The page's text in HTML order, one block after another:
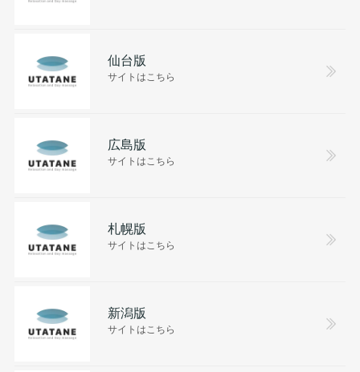
仙台版
サイトはこちら
広島版
サイトはこちら
札幌版
サイトはこちら
新潟版
サイトはこちら